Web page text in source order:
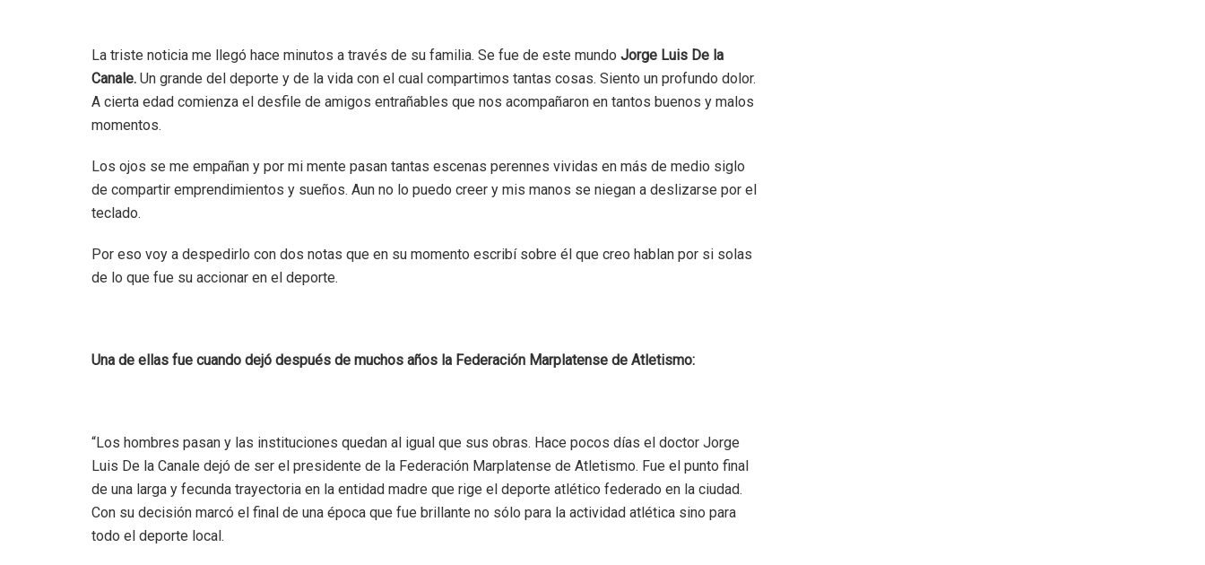
La triste noticia me llegó hace minutos a través de su familia. Se fue de este mundo Jorge Luis De la
Canale. Un grande del deporte y de la vida con el cual compartimos tantas cosas. Siento un profundo dolor.
A cierta edad comienza el desfile de amigos entrañables que nos acompañaron en tantos buenos y malos
momentos.
Los ojos se me empañan y por mi mente pasan tantas escenas perennes vividas en más de medio siglo
de compartir emprendimientos y sueños. Aun no lo puedo creer y mis manos se niegan a deslizarse por el
teclado.
Por eso voy a despedirlo con dos notas que en su momento escribí sobre él que creo hablan por si solas
de lo que fue su accionar en el deporte.
Una de ellas fue cuando dejó después de muchos años la Federación Marplatense de Atletismo:
“Los hombres pasan y las instituciones quedan al igual que sus obras. Hace pocos días el doctor Jorge
Luis De la Canale dejó de ser el presidente de la Federación Marplatense de Atletismo. Fue el punto final
de una larga y fecunda trayectoria en la entidad madre que rige el deporte atlético federado en la ciudad.
Con su decisión marcó el final de una época que fue brillante no sólo para la actividad atlética sino para
todo el deporte local.